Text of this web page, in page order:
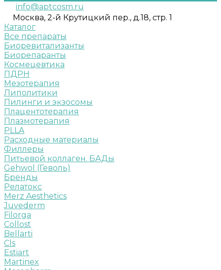
info@aptcosm.ru
Москва, 2-й Крутицкий пер., д.18, стр. 1
Каталог
Все препараты
Биоревитализанты
Биорепаранты
Космецевтика
ПДРН
Мезотерапия
Липолитики
Пилинги и экзосомы
Плацентотерапия
Плазмотерапия
PLLA
Расходные материалы
Филлеры
Питьевой коллаген. БАДы
Gehwol (Геволь)
Бренды
Релатокс
Merz Aesthetics
Juvederm
Filorga
Collost
Bellarti
Cls
Estiart
Martinex